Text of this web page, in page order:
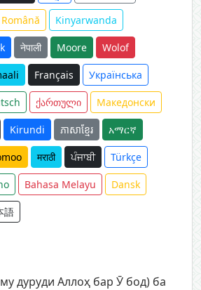
Română Kinyarwanda
नेपाली Moore Wolof
Français Українська
ქართული Македонски
Kirundi ភាសាខ្មែរ አማርኛ
मराठी ਪੰਜਾਬੀ Türkçe
Bahasa Melayu Dansk
語
дуруди Аллоҳ бар Ӯ бод) ба